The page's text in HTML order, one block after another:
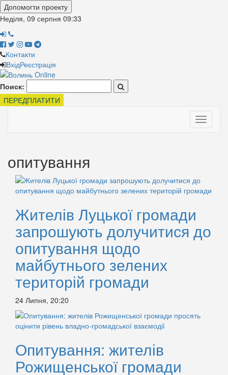
Допомогти проекту
Неділя, 09 серпня 09:33
Контакти
ВхідРеєстрація
Поиск:
ПЕРЕДПЛАТИТИ
Toggle
опитування
Жителів Луцької громади
запрошують долучитися до
опитування щодо
майбутнього зелених
територій громади
24 Липня, 20:20
Опитування: жителів
Рожищенської громади